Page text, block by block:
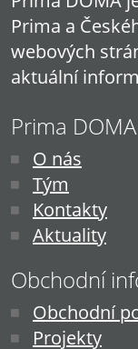
Prima a
webových
aktuální
Prima
O nás
Tým
Kontakty
Aktuality
Obchodní
Obchodní
Projekty